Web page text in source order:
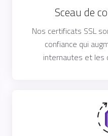
Sceau de
Nos certificats SSL
confiance qui
internautes et les